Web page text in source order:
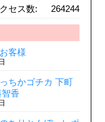
264244
セス数:
客様
ちかゴチカ 下町
香